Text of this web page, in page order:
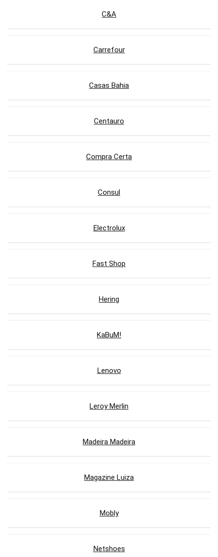
C&A
Carrefour
Casas Bahia
Centauro
Compra Certa
Consul
Electrolux
Fast Shop
Hering
KaBuM!
Lenovo
Leroy Merlin
Madeira Madeira
Magazine Luiza
Mobly
Netshoes